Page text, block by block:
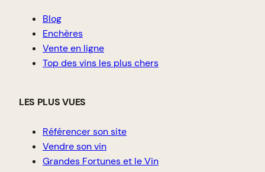
Blog
Enchères
Vente en ligne
Top des vins les plus chers
LES PLUS VUES
Référencer son site
Vendre son vin
Grandes Fortunes et le Vin